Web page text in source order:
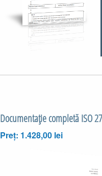
Documentaţie completă ISO
Preț: 1.428,00 lei